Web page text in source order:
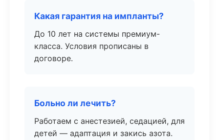
Какая гарантия на импланты?
До 10 лет на системы премиум-
класса. Условия прописаны в
договоре.
Больно ли лечить?
Работаем с анестезией, седацией, для
детей — адаптация и закись азота.